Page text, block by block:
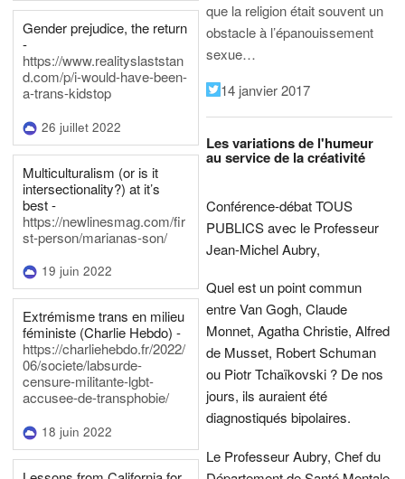
Gender prejudice, the return
-
https://www.realityslaststan
d.com/p/i-would-have-been-
a-trans-kidstop
26 juillet 2022
Multiculturalism (or is it
intersectionality?) at it’s
best -
https://newlinesmag.com/fir
st-person/marianas-son/
19 juin 2022
Extrémisme trans en milieu
féministe (Charlie Hebdo) -
https://charliehebdo.fr/2022/
06/societe/labsurde-
censure-militante-lgbt-
accusee-de-transphobie/
18 juin 2022
que la religion était souvent un
obstacle à l’épanouissement
sexue…
14 janvier 2017
Les variations de l'humeur
au service de la créativité
Conférence-débat TOUS
PUBLICS avec le Professeur
Jean-Michel Aubry,
Quel est un point commun
entre Van Gogh, Claude
Monnet, Agatha Christie, Alfred
de Musset, Robert Schuman
ou Piotr Tchaïkovski ? De nos
jours, ils auraient été
diagnostiqués bipolaires.
Le Professeur Aubry, Chef du